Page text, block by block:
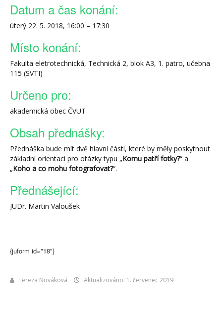
Datum a čas konání:
úterý 22. 5. 2018, 16:00 – 17:30
Místo konání:
Fakulta eletrotechnická, Technická 2, blok A3, 1. patro, učebna
115 (SVTI)
Určeno pro:
akademická obec ČVUT
Obsah přednášky:
Přednáška bude mít dvě hlavní části, které by měly poskytnout
základní orientaci pro otázky typu „Komu patří fotky?“ a
„Koho a co mohu fotografovat?“.
Přednášející:
JUDr. Martin Valoušek
{juform id="18"}
Tereza Nováková Aktualizováno: 1. červenec 2019